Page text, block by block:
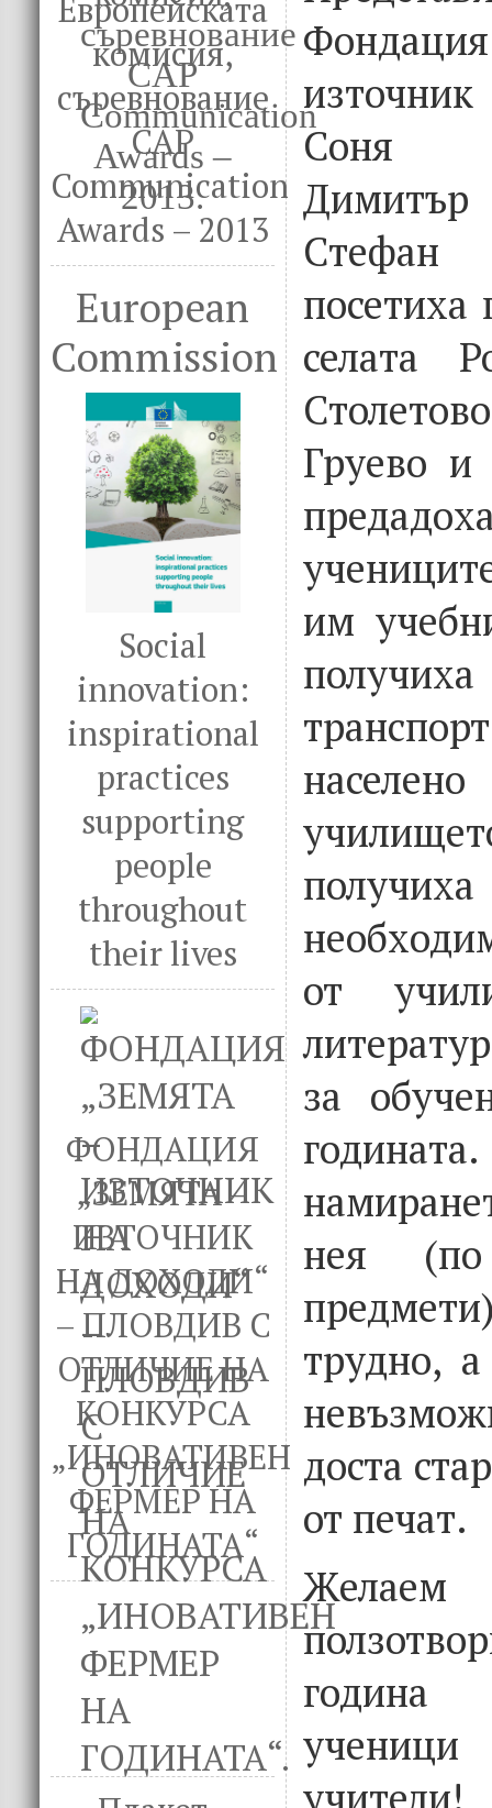
Европейската
комисия,
съревнование
CAP
Communication
Awards – 2013
European
Commission
Social
innovation:
inspirational
practices
supporting
people
throughout
their lives
ФОНДАЦИЯ
„ЗЕМЯТА –
ИЗТОЧНИК
НА ДОХОДИ“
– ПЛОВДИВ С
ОТЛИЧИЕ НА
КОНКУРСА
„ИНОВАТИВЕН
ФЕРМЕР НА
ГОДИНАТА“
Соня
селата
Груево и
им
от
за
нея (по
трудно,
доста
от печат.
учители!